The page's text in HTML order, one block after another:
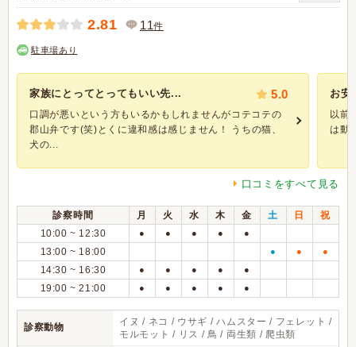
2.81 11件
駐車場あり
家族にとってとってもいい先... 5.0
口調が悪いという方もいるかもしれませんがコテコテの
郡山弁です(笑)とくに違和感は感じません！ うちの猫、
犬の...
お安
以前
は動
口コミをすべて見る
診察時間 月 火 水 木 金 土 日
祝
10:00 ~ 12:30
● ● ● ● ●
13:00 ~ 18:00 ● ● ●
14:30 ~ 16:30 ● ● ● ● ●
19:00 ~ 21:00 ● ● ● ● ●
診察動物
イヌ / ネコ / ウサギ / ハムスター / フェレット /
モルモット / リス / 鳥 / 両生類 / 爬虫類